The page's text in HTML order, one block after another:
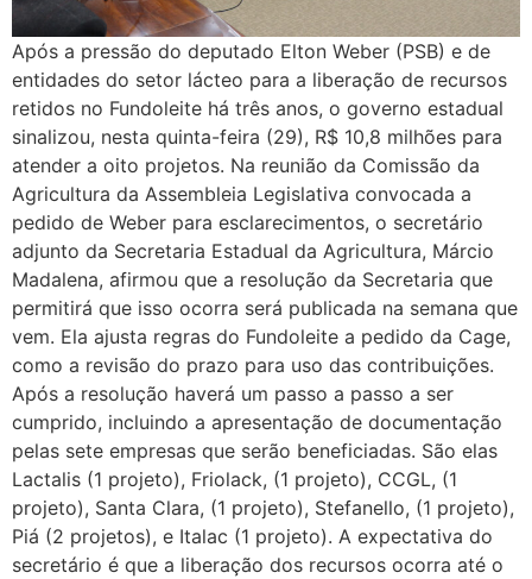
Após a pressão do deputado Elton Weber (PSB) e de
entidades do setor lácteo para a liberação de recursos
retidos no Fundoleite há três anos, o governo estadual
sinalizou, nesta quinta-feira (29), R$ 10,8 milhões para
atender a oito projetos. Na reunião da Comissão da
Agricultura da Assembleia Legislativa convocada a
pedido de Weber para esclarecimentos, o secretário
adjunto da Secretaria Estadual da Agricultura, Márcio
Madalena, afirmou que a resolução da Secretaria que
permitirá que isso ocorra será publicada na semana que
vem. Ela ajusta regras do Fundoleite a pedido da Cage,
como a revisão do prazo para uso das contribuições.
Após a resolução haverá um passo a passo a ser
cumprido, incluindo a apresentação de documentação
pelas sete empresas que serão beneficiadas. São elas
Lactalis (1 projeto), Friolack, (1 projeto), CCGL, (1
projeto), Santa Clara, (1 projeto), Stefanello, (1 projeto),
Piá (2 projetos), e Italac (1 projeto). A expectativa do
secretário é que a liberação dos recursos ocorra até o